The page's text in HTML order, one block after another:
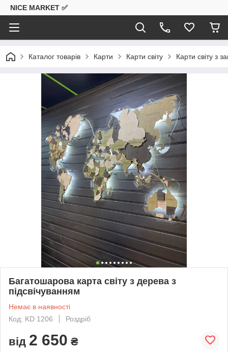
NICE MARKET ✅
Каталог товарів Карти Карти світу Карти світу з
Багатошарова карта світу з дерева з
підсвічуванням
Немає в наявності
Код: KD 1206
Роздріб
від 2 650 ₴